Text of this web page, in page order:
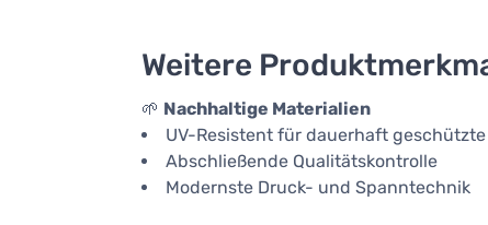
Weitere
🌱 Nachhaltige Materialien
UV-Resistent für dauerhaft geschützte
Abschließende Qualitätskontrolle
Modernste Druck- und Spanntechnik